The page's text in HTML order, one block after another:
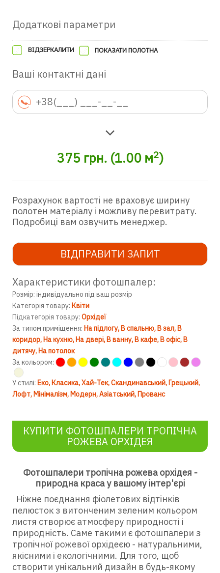
Додаткові параметри
ВІДЗЕРКАЛИТИ ПОКАЗАТИ ПОЛОТНА
Ваші контактні дані
375 грн. (1.00м2)
Розрахунок вартості не враховує ширину
полотен матеріалу і можливу перевитрату.
Подробиці вам озвучить менеджер.
ВІДПРАВИТИ ЗАПИТ
Характеристики фотошпалер:
Розмір: індивідуально під ваш розмір
Категорія товару: Квіти
Підкатегорія товару: Орхідеї
За типом приміщення: На підлогу В спальню В зал В
коридор На кухню На двері В ванну В кафе В офіс В
дитячу На потолок
За кольором:
У стилі: Еко Класика Хай-Тек Скандинавський Грецький
Лофт Мінімалізм Модерн Азіатський Прованс
КУПИТИ ФОТОШПАЛЕРИ ТРОПІЧНА
РОЖЕВА ОРХІДЕЯ
Фотошпалери тропічна рожева орхідея -
природна краса у вашому інтер'єрі
Ніжне поєднання фіолетових відтінків
пелюсток з витонченим зеленим кольором
листя створює атмосферу природності і
природність. Саме такими є фотошпалери з
тропічної рожевої орхідеєю - натуральними,
якісними і екологічними. Для того, щоб
створити унікальний дизайн в будь-якому